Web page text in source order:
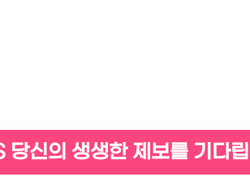
신의 생생한 제보를 기다